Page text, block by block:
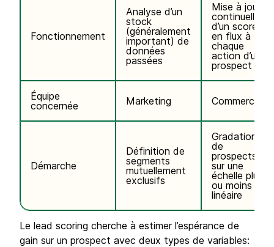
Fonctionnement
Analyse d’un
stock
(généralement
important) de
données
passées
Mise à jour
continuelle
d’un score
en flux à
chaque
action d’un
prospect
Équipe
concernée
Marketing Commerciale
Démarche
Définition de
segments
mutuellement
exclusifs
Gradation
de
prospects
sur une
échelle plus
ou moins
linéaire
Le lead scoring cherche à estimer l’espérance de
gain sur un prospect avec deux types de variables: